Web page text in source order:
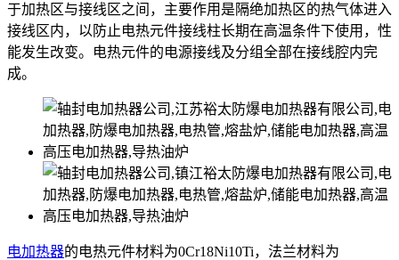
于加热区与接线区之间，主要作用是隔绝加热区的热气体进入
接线区内，以防止电热元件接线柱长期在高温条件下使用，性
能发生改变。电热元件的电源接线及分组全部在接线腔内完
成。
电加热器的电热元件材料为0Cr18Ni10Ti，法兰材料为